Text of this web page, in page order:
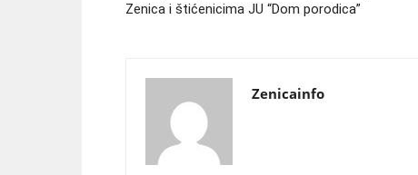
Zenica i štićenicima JU “Dom porodica”
Zenicainfo